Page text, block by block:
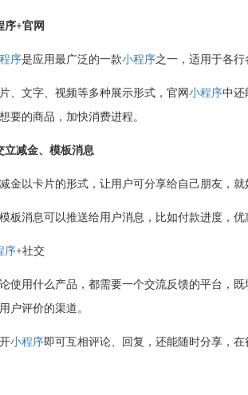
序+官网
序是应用最广泛的一款小程序之一，适用于各行
、文字、视频等多种展示形式，官网 小程序中还
要的商品，加快消费进程。
立减金、模板消息
金以卡片的形式，让用户可分享给自己朋友，
板消息可以推送给用户消息，比如付款进度，
序+社交
使用什么产品，都需要一个交流反馈的平台，既
户评价的渠道。
小程序即可互相评论、回复，还能随时分享，